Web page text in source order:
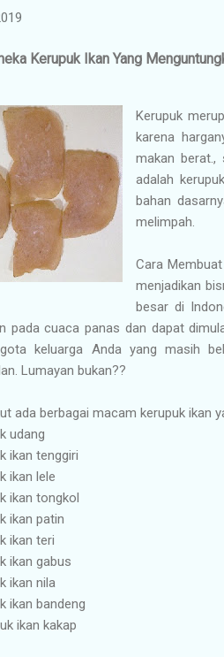
Kerupuk Ikan Yang
Kerupuk
karena
makan berat.,
adalah
bahan
melimpah.
Cara
menjadikan
besar di
pada cuaca panas dan dapat
keluarga Anda yang masih
Lumayan bukan??
ada berbagai macam kerupuk ikan
udang
ikan tenggiri
ikan lele
ikan tongkol
ikan patin
ikan teri
ikan gabus
ikan nila
ikan bandeng
ikan kakap